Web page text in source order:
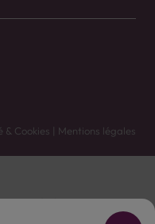
Cookies | Mentions légales
pour plus de renseignements.